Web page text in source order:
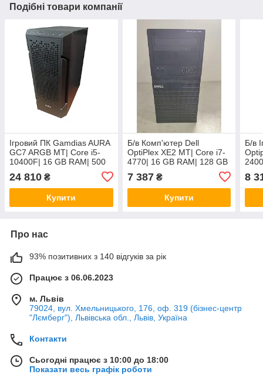
Подібні товари компанії
Ігровий ПК Gamdias AURA
GC7 ARGB MT| Core i5-
10400F| 16 GB RAM| 500
1660 Super 6GB
24 810 ₴
Купити
Б/в Комп'ютер Dell
OptiPlex XE2 MT| Core i7-
4770| 16 GB RAM| 128 GB
GeForce GTX 650 Ti 1GB
7 387₴
Купити
Б/в
8
Про нас
93% позитивних з 140 відгуків за рік
Працює з 06.06.2023
м. Львів
79024, вул. Хмельницького, 176, оф. 319 (бізнес-центр
"Лємберг"), Львівська обл., Львів, Україна
Контакти
Сьогодні працює з 10:00 до 18:00
Показати весь графік роботи